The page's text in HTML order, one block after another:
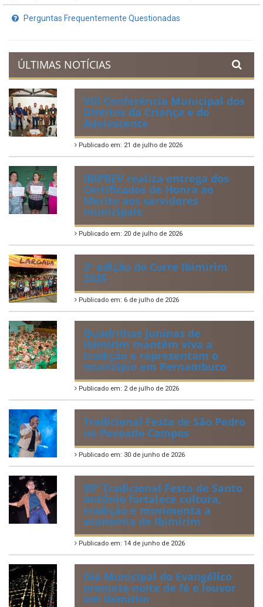
Perguntas Frequentemente Questionadas
ÚLTIMAS NOTÍCIAS
VIII Conferência Municipal dos
Direitos da Criança e do
Adolescente
Publicado em: 21 de julho de 2026
IBIPREV realiza entrega dos
Certificados de Honra ao
Mérito aos servidores
municipais
Publicado em: 20 de julho de 2026
2ª edição do Corre Ibimirim
2026
Publicado em: 6 de julho de 2026
Quadrilhas Juninas de
Ibimirim mantêm viva a
tradição e representam o
munícipio em Pernambuco
Publicado em: 2 de julho de 2026
Tradicional Festa de São Pedro
no Povoado Campos
Publicado em: 30 de junho de 2026
88ª Tradicional Festa de Santo
Antônio fortalece cultura,
tradição e movimenta a
economia de Ibimirim
Publicado em: 14 de junho de 2026
Dia Municipal do Evangélico
promete noite de fé e louvor
em Ibimirim